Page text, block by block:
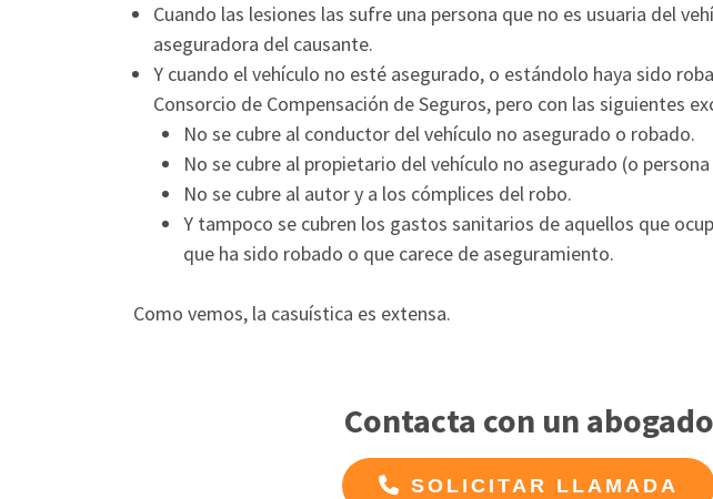
Cuando las lesiones las sufre una persona que no es usuaria del
aseguradora del causante.
Y cuando el vehículo no esté asegurado, o estándolo haya sido
Consorcio de Compensación de Seguros, pero con las siguientes
No se cubre al conductor del vehículo no asegurado o robado.
No se cubre al propietario del vehículo no asegurado (o
No se cubre al autor y a los cómplices del robo.
Y tampoco se cubren los gastos sanitarios de aquellos que
que ha sido robado o que carece de aseguramiento.
Como vemos, la casuística es extensa.
Contacta con un abogado
SOLICITAR LLAMADA